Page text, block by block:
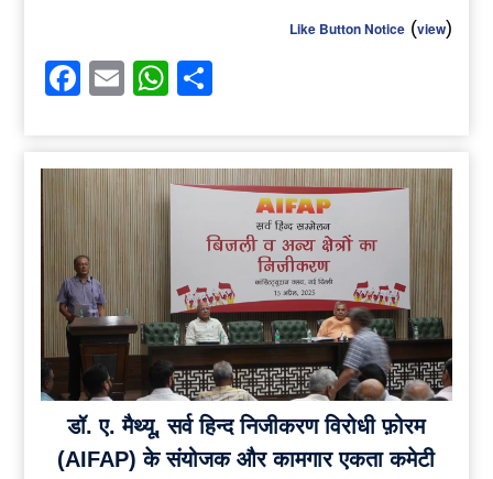
Like Button Notice (view)
Facebook
EmailWhatsApp
डॉ. ए. मैथ्यू, सर्व हिन्द निजीकरण विरोधी फ़ोरम
(AIFAP) के संयोजक और कामगार एकता कमेटी